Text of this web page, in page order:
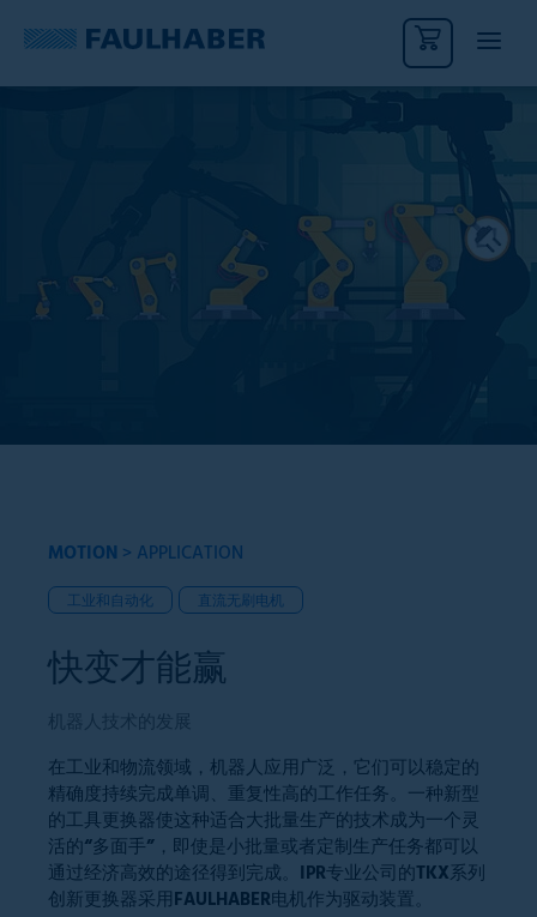
MOTION > APPLICATION
工业和自动化 直流无刷电机
快变才能赢
机器人技术的发展
在工业和物流领域，机器人应用广泛，它们可以稳定的
精确度持续完成单调、重复性高的工作任务。一种新型
的工具更换器使这种适合大批量生产的技术成为一个灵
活的“多面手”，即使是小批量或者定制生产任务都可以
通过经济高效的途径得到完成。IPR专业公司的TKX系列
创新更换器采用FAULHABER电机作为驱动装置。